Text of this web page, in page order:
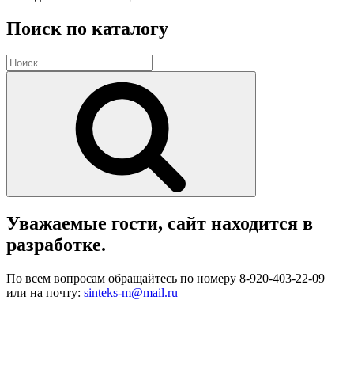
Поиск по каталогу
Искать:
Уважаемые гости, сайт находится в
разработке.
По всем вопросам обращайтесь по номеру 8-920-403-22-09
или на почту: sinteks-m@mail.ru